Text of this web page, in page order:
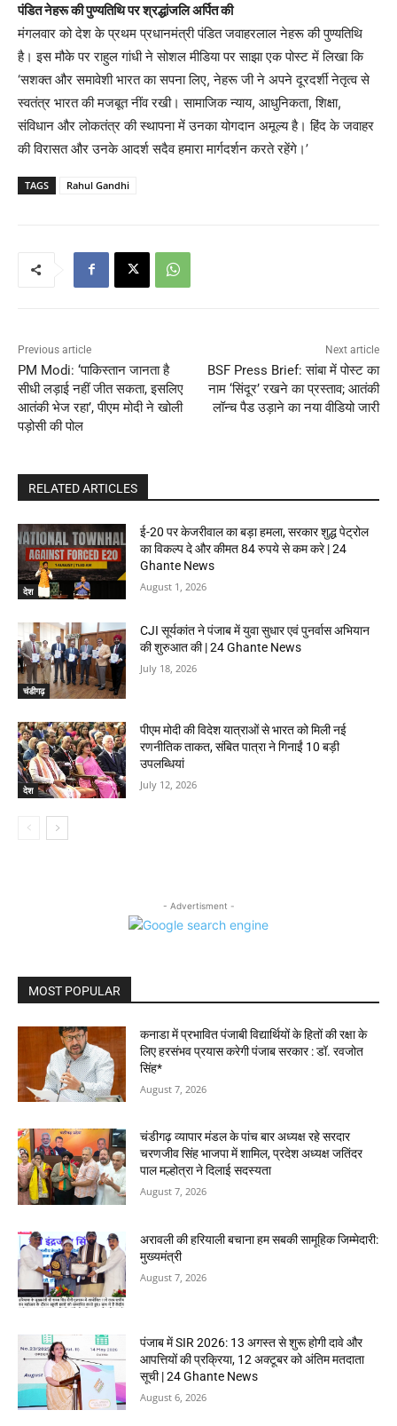
पंडित नेहरू की पुण्यतिथि पर श्रद्धांजलि अर्पित की
मंगलवार को देश के प्रथम प्रधानमंत्री पंडित जवाहरलाल नेहरू की पुण्यतिथि
है। इस मौके पर राहुल गांधी ने सोशल मीडिया पर साझा एक पोस्ट में लिखा कि
‘सशक्त और समावेशी भारत का सपना लिए, नेहरू जी ने अपने दूरदर्शी नेतृत्व से
स्वतंत्र भारत की मजबूत नींव रखी। सामाजिक न्याय, आधुनिकता, शिक्षा,
संविधान और लोकतंत्र की स्थापना में उनका योगदान अमूल्य है। हिंद के जवाहर
की विरासत और उनके आदर्श सदैव हमारा मार्गदर्शन करते रहेंगे।’
TAGS Rahul Gandhi
Previous article
PM Modi: ‘पाकिस्तान जानता है
सीधी लड़ाई नहीं जीत सकता, इसलिए
आतंकी भेज रहा’, पीएम मोदी ने खोली
पड़ोसी की पोल
Next article
BSF Press Brief: सांबा में पोस्ट का
नाम ‘सिंदूर’ रखने का प्रस्ताव; आतंकी
लॉन्च पैड उड़ाने का नया वीडियो जारी
RELATED ARTICLES
देश
ई-20 पर केजरीवाल का बड़ा हमला, सरकार शुद्ध पेट्रोल
का विकल्प दे और कीमत 84 रुपये से कम करे | 24
Ghante News
August 1, 2026
चंडीगढ़
CJI सूर्यकांत ने पंजाब में युवा सुधार एवं पुनर्वास अभियान
की शुरुआत की | 24 Ghante News
July 18, 2026
देश
पीएम मोदी की विदेश यात्राओं से भारत को मिली नई
रणनीतिक ताकत, संबित पात्रा ने गिनाईं 10 बड़ी
उपलब्धियां
July 12, 2026
- Advertisment -
MOST POPULAR
कनाडा में प्रभावित पंजाबी विद्यार्थियों के हितों की रक्षा के
लिए हरसंभव प्रयास करेगी पंजाब सरकार : डॉ. रवजोत
सिंह*
August 7, 2026
चंडीगढ़ व्यापार मंडल के पांच बार अध्यक्ष रहे सरदार
चरणजीव सिंह भाजपा में शामिल, प्रदेश अध्यक्ष जतिंदर
पाल मल्होत्रा ने दिलाई सदस्यता
August 7, 2026
अरावली की हरियाली बचाना हम सबकी सामूहिक जिम्मेदारी:
मुख्यमंत्री
August 7, 2026
पंजाब में SIR 2026: 13 अगस्त से शुरू होगी दावे और
आपत्तियों की प्रक्रिया, 12 अक्टूबर को अंतिम मतदाता
सूची | 24 Ghante News
August 6, 2026